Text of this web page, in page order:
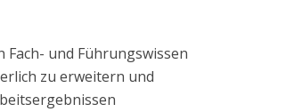
und Führungswissen
zu erweitern und